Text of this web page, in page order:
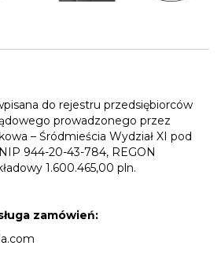
do rejestru przedsiębiorców
prowadzonego przez
– Śródmieścia Wydział XI pod
944-20-43-784, REGON
1.600.465,00 pln.
zamówień: